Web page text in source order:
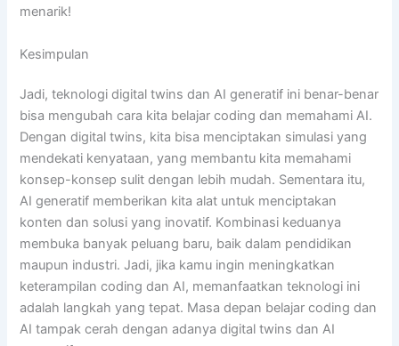
menarik!
Kesimpulan
Jadi, teknologi digital twins dan AI generatif ini benar-benar
bisa mengubah cara kita belajar coding dan memahami AI.
Dengan digital twins, kita bisa menciptakan simulasi yang
mendekati kenyataan, yang membantu kita memahami
konsep-konsep sulit dengan lebih mudah. Sementara itu,
AI generatif memberikan kita alat untuk menciptakan
konten dan solusi yang inovatif. Kombinasi keduanya
membuka banyak peluang baru, baik dalam pendidikan
maupun industri. Jadi, jika kamu ingin meningkatkan
keterampilan coding dan AI, memanfaatkan teknologi ini
adalah langkah yang tepat. Masa depan belajar coding dan
AI tampak cerah dengan adanya digital twins dan AI